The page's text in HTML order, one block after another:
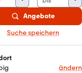
Angebote
Suche speichern
ändern